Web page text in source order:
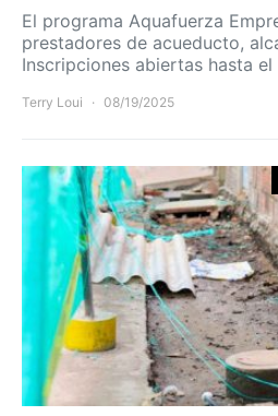
El programa Aquafuerza
prestadores de acueducto,
Inscripciones abiertas hasta
Terry Loui 08/19/2025